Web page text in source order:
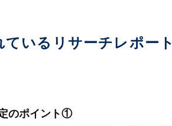
ているリサーチレポート
のポイント①